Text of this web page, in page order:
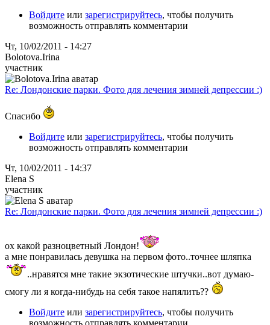
Войдите или зарегистрируйтесь, чтобы получить
возможность отправлять комментарии
Чт, 10/02/2011 - 14:27
Bolotova.Irina
участник
Re: Лондонские парки. Фото для лечения зимней депрессии :)
Спасибо
Войдите или зарегистрируйтесь, чтобы получить
возможность отправлять комментарии
Чт, 10/02/2011 - 14:37
Elena S
участник
Re: Лондонские парки. Фото для лечения зимней депрессии :)
ох какой разноцветный Лондон!
а мне понравилась девушка на первом фото..точнее шляпка
..нравятся мне такие экзотические штучки..вот думаю-
смогу ли я когда-нибудь на себя такое напялить??
Войдите или зарегистрируйтесь, чтобы получить
возможность отправлять комментарии